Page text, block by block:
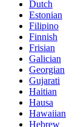
Dutch
Estonian
Filipino
Finnish
Frisian
Galician
Georgian
Gujarati
Haitian
Hausa
Hawaiian
Hebrew